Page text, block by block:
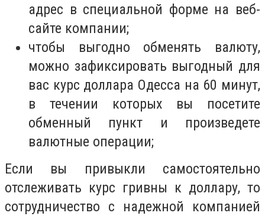
адрес в специальной форме на веб-
сайте компании;
чтобы выгодно обменять валюту,
можно зафиксировать выгодный для
вас курс доллара Одесса на 60 минут,
в течении которых вы посетите
обменный пункт и произведете
валютные операции;
Если вы привыкли самостоятельно
отслеживать курс гривны к доллару, то
сотрудничество с надежной компанией